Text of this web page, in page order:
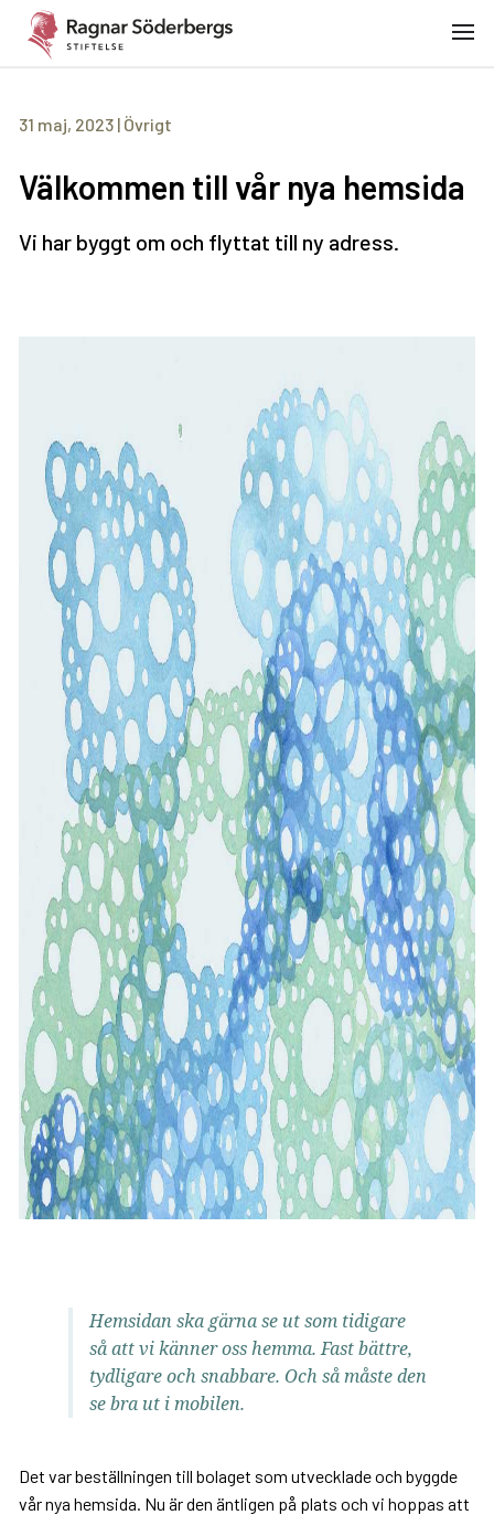
31 maj, 2023 | Övrigt
Välkommen till vår nya hemsida
Vi har byggt om och flyttat till ny adress.
Hemsidan ska gärna se ut som tidigare
så att vi känner oss hemma. Fast bättre,
tydligare och snabbare. Och så måste den
se bra ut i mobilen.
Det var beställningen till bolaget som utvecklade och byggde
vår nya hemsida. Nu är den äntligen på plats och vi hoppas att